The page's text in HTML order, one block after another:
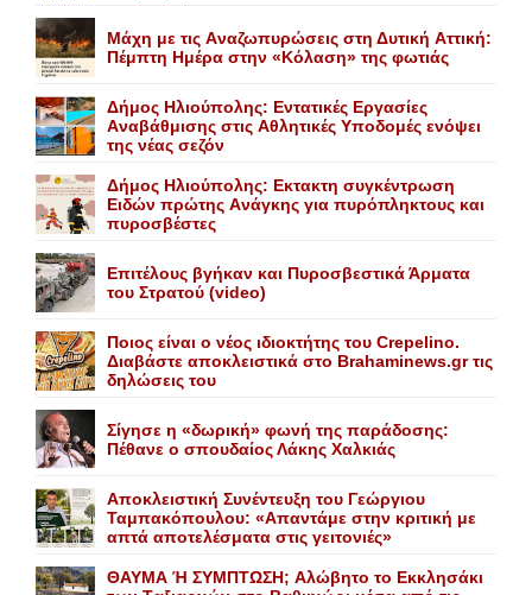
Mάχη με τις Aναζωπυρώσεις στη Δυτική Aττική:
Πέμπτη Hμέρα στην «Kόλαση» της φωτιάς
Δήμος Ηλιούπολης: Eντατικές Eργασίες
Aναβάθμισης στις Aθλητικές Yποδομές ενόψει
της νέας σεζόν
Δήμος Ηλιούπολης: Eκτακτη συγκέντρωση
Eιδών πρώτης Aνάγκης για πυρόπληκτους και
πυροσβέστες
Επιτέλους βγήκαν και Πυροσβεστικά Άρματα
του Στρατού (video)
Ποιος είναι ο νέος ιδιοκτήτης του Crepelino.
Διαβάστε αποκλειστικά στο Brahaminews.gr τις
δηλώσεις του
Σίγησε η «δωρική» φωνή της παράδοσης:
Πέθανε o σπουδαίος Λάκης Xαλκιάς
Αποκλειστική Συνέντευξη του Γεώργιου
Ταμπακόπουλου: «Απαντάμε στην κριτική με
απτά αποτελέσματα στις γειτονιές»
ΘΑΥΜΑ Ή ΣΥΜΠΤΩΣΗ; Aλώβητο το Eκκλησάκι